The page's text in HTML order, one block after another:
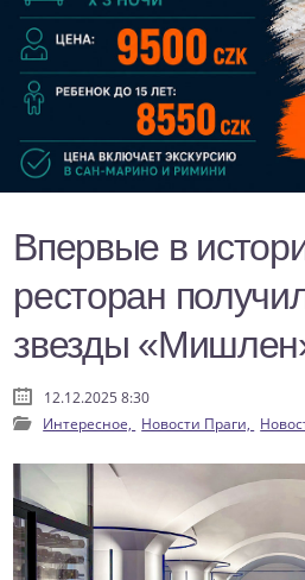
Впервые в
ресторан
звезды
12.12.2025 8:30
Интересное, Новости Праги,